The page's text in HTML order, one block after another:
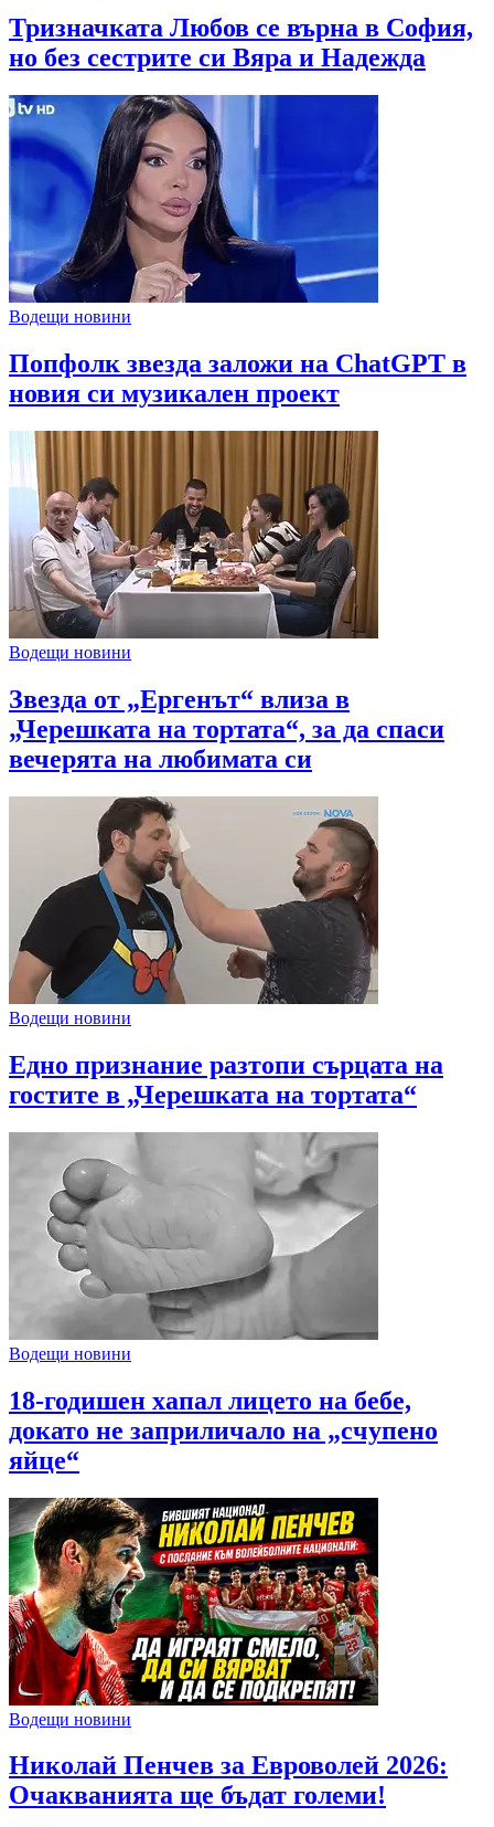
Тризначката Любов се върна в София,
но без сестрите си Вяра и Надежда
Водещи новини
Попфолк звезда заложи на ChatGPT в
новия си музикален проект
Водещи новини
Звезда от „Ергенът“ влиза в
„Черешката на тортата“, за да спаси
вечерята на любимата си
Водещи новини
Едно признание разтопи сърцата на
гостите в „Черешката на тортата“
Водещи новини
18-годишен хапал лицето на бебе,
докато не заприличало на „счупено
яйце“
Водещи новини
Николай Пенчев за Евроволей 2026:
Очакванията ще бъдат големи!